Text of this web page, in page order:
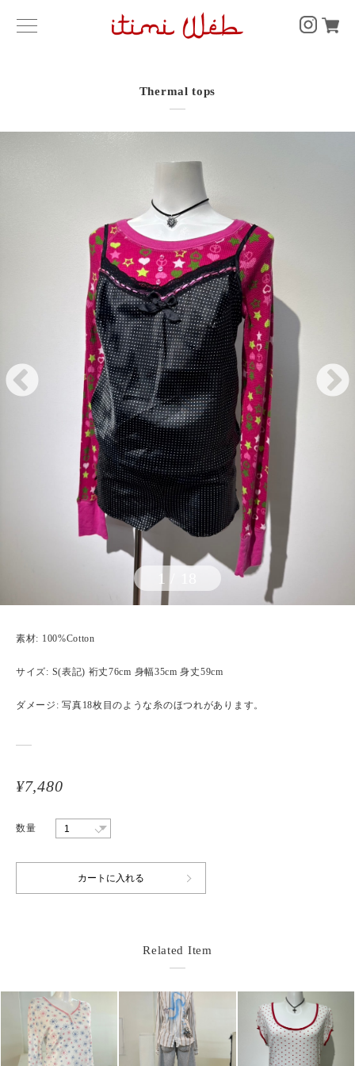
Thermal tops
1
素材: 100%Cotton
サイズ: S(表記) 裄丈76cm 身幅35cm 身丈59cm
ダメージ: 写真18枚目のような糸のほつれがあります。
¥7,480
数量
Related Item